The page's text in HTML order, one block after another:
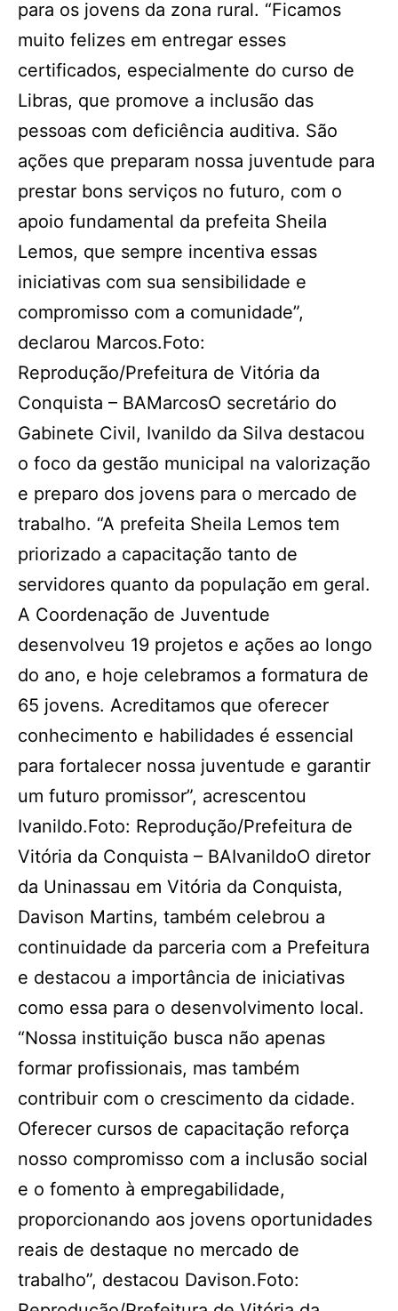
para os jovens da zona rural. “Ficamos
muito felizes em entregar esses
certificados, especialmente do curso de
Libras, que promove a inclusão das
pessoas com deficiência auditiva. São
ações que preparam nossa juventude para
prestar bons serviços no futuro, com o
apoio fundamental da prefeita Sheila
Lemos, que sempre incentiva essas
iniciativas com sua sensibilidade e
compromisso com a comunidade”,
declarou Marcos.Foto:
Reprodução/Prefeitura de Vitória da
Conquista – BAMarcosO secretário do
Gabinete Civil, Ivanildo da Silva destacou
o foco da gestão municipal na valorização
e preparo dos jovens para o mercado de
trabalho. “A prefeita Sheila Lemos tem
priorizado a capacitação tanto de
servidores quanto da população em geral.
A Coordenação de Juventude
desenvolveu 19 projetos e ações ao longo
do ano, e hoje celebramos a formatura de
65 jovens. Acreditamos que oferecer
conhecimento e habilidades é essencial
para fortalecer nossa juventude e garantir
um futuro promissor”, acrescentou
Ivanildo.Foto: Reprodução/Prefeitura de
Vitória da Conquista – BAIvanildoO diretor
da Uninassau em Vitória da Conquista,
Davison Martins, também celebrou a
continuidade da parceria com a Prefeitura
e destacou a importância de iniciativas
como essa para o desenvolvimento local.
“Nossa instituição busca não apenas
formar profissionais, mas também
contribuir com o crescimento da cidade.
Oferecer cursos de capacitação reforça
nosso compromisso com a inclusão social
e o fomento à empregabilidade,
proporcionando aos jovens oportunidades
reais de destaque no mercado de
trabalho”, destacou Davison.Foto: